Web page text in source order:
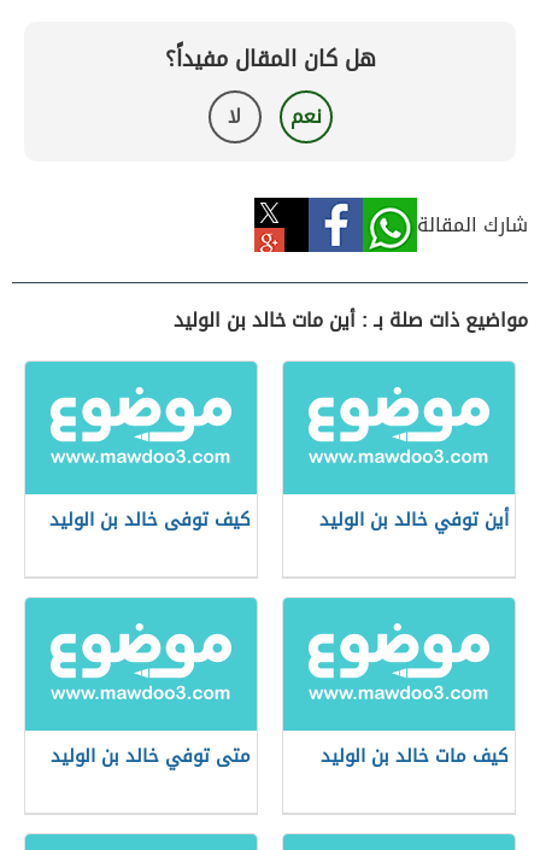
هل كان المقال مفيداً؟
نعم لا
شارك المقالة
مواضيع ذات صلة بـ : أين مات خالد بن الوليد
أين توفي خالد بن الوليد كيف توفى خالد بن الوليد
كيف مات خالد بن الوليد متى توفي خالد بن الوليد